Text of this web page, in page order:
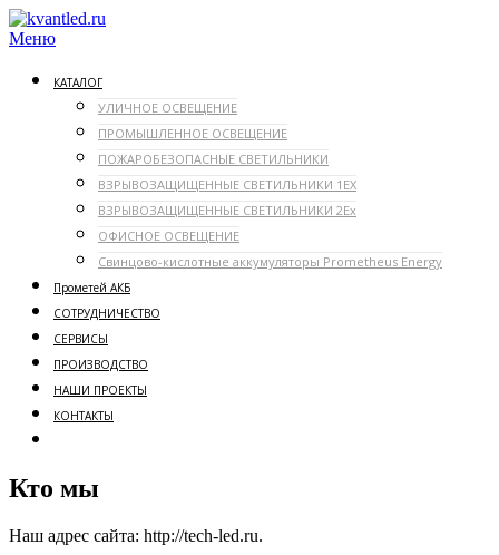
Перейти
к
Меню
КАТАЛОГ
УЛИЧНОЕ ОСВЕЩЕНИЕ
ПРОМЫШЛЕННОЕ ОСВЕЩЕНИЕ
ПОЖАРОБЕЗОПАСНЫЕ СВЕТИЛЬНИКИ
ВЗРЫВОЗАЩИЩЕННЫЕ СВЕТИЛЬНИКИ 1ЕX
ВЗРЫВОЗАЩИЩЕННЫЕ СВЕТИЛЬНИКИ 2Ex
ОФИСНОЕ ОСВЕЩЕНИЕ
Свинцово-кислотные аккумуляторы Prometheus Energy
Прометей АКБ
СОТРУДНИЧЕСТВО
СЕРВИСЫ
ПРОИЗВОДСТВО
НАШИ ПРОЕКТЫ
КОНТАКТЫ
Кто мы
Наш адрес сайта: http://tech-led.ru.